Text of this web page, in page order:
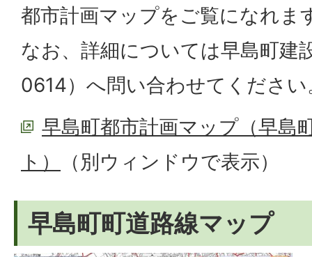
都市計画マップをご覧になれま
なお、詳細については早島町
0614）へ問い合わせてください
早島町都市計画マップ（早島
ト）
（別ウィンドウで表示）
早島町町道路線マップ